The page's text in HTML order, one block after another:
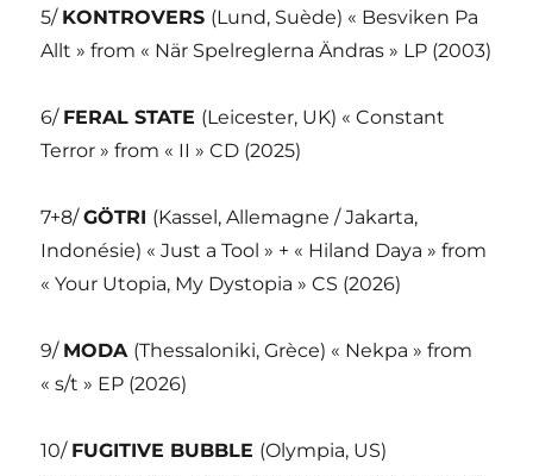
5/ KONTROVERS (Lund, Suède) « Besviken Pa
Allt » from « När Spelreglerna Ändras » LP (2003)
6/ FERAL STATE (Leicester, UK) « Constant
Terror » from « II » CD (2025)
7+8/GÖTRI (Kassel, Allemagne / Jakarta,
Indonésie) « Just a Tool » + « Hiland Daya » from
« Your Utopia, My Dystopia » CS (2026)
9/ MODA (Thessaloniki, Grèce) « Nekpa » from
« s/t » EP (2026)
10/ FUGITIVE BUBBLE (Olympia, US)